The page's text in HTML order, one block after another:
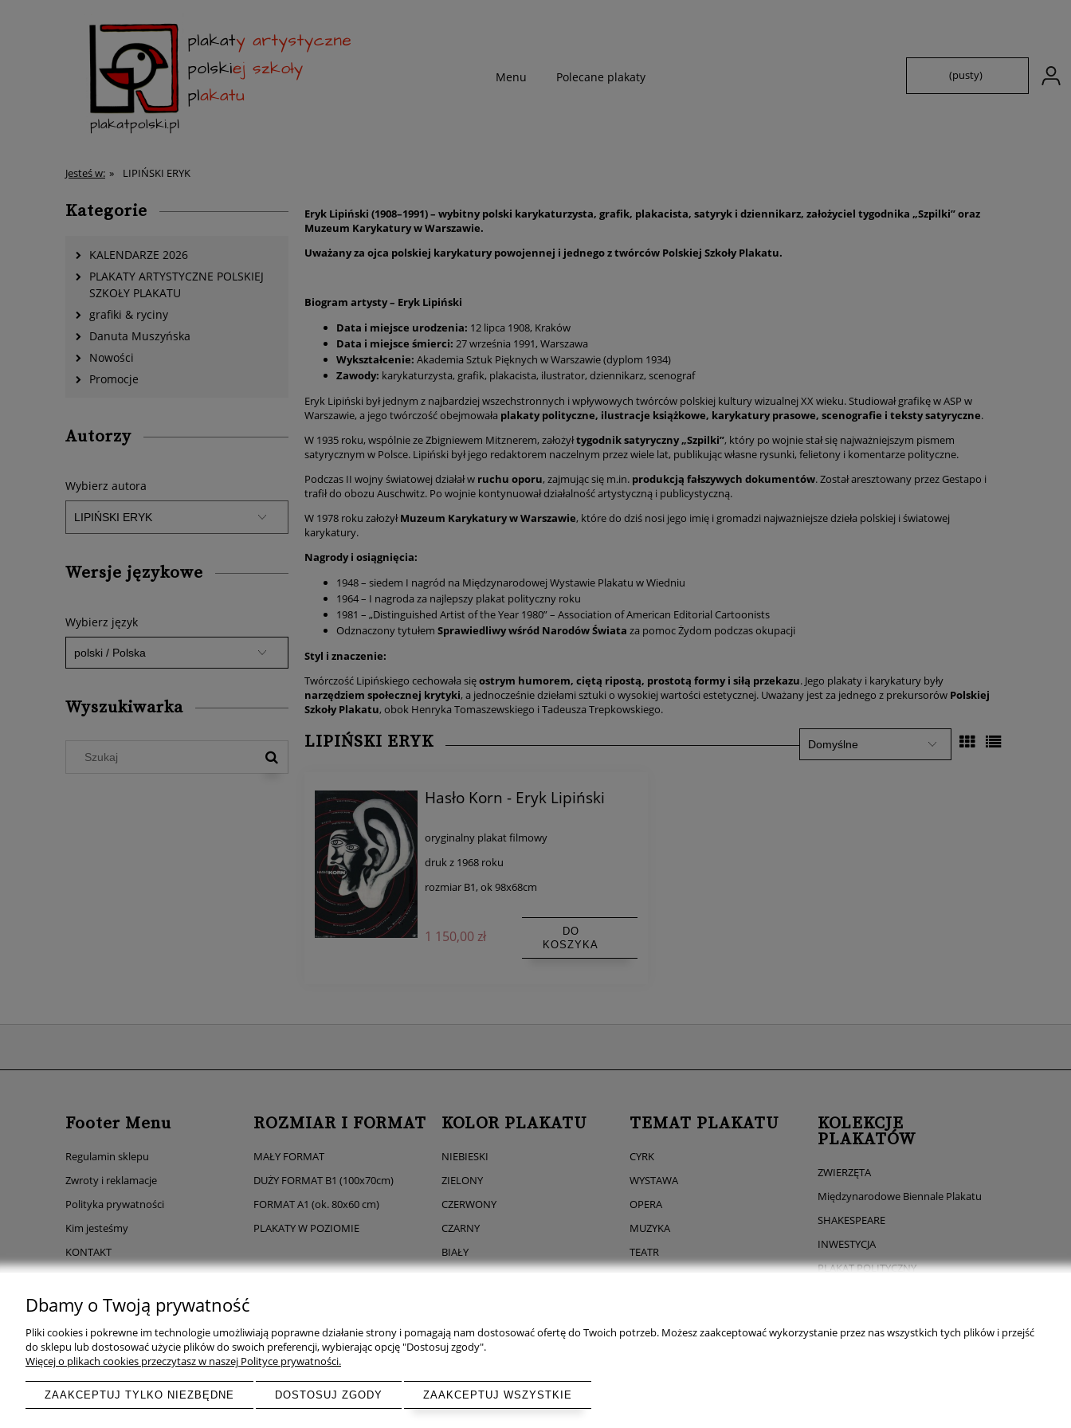
Menu Polecane plakaty (pusty)
Jesteś w: » LIPIŃSKI ERYK
Kategorie
KALENDARZE 2026
PLAKATY ARTYSTYCZNE POLSKIEJ
SZKOŁY PLAKATU
grafiki & ryciny
Danuta Muszyńska
Nowości
Promocje
Autorzy
Wybierz autora
Wersje językowe
Wybierz język
Wyszukiwarka
Eryk Lipiński (1908–1991) – wybitny polski karykaturzysta, grafik, plakacista, satyryk i dziennikarz, założyciel tygodnika „Szpilki” oraz
Muzeum Karykatury w Warszawie.
Uważany za ojca polskiej karykatury powojennej i jednego z twórców Polskiej Szkoły Plakatu.
Biogram artysty – Eryk Lipiński
Data i miejsce urodzenia: 12 lipca 1908, Kraków
Data i miejsce śmierci: 27 września 1991, Warszawa
Wykształcenie: Akademia Sztuk Pięknych w Warszawie (dyplom 1934)
Zawody: karykaturzysta, grafik, plakacista, ilustrator, dziennikarz, scenograf
Eryk Lipiński był jednym z najbardziej wszechstronnych i wpływowych twórców polskiej kultury wizualnej XX wieku. Studiował grafikę w ASP w
Warszawie, a jego twórczość obejmowała plakaty polityczne, ilustracje książkowe, karykatury prasowe, scenografie i teksty satyryczne.
W 1935 roku, wspólnie ze Zbigniewem Mitznerem, założyłtygodnik satyryczny „Szpilki”, który po wojnie stał się najważniejszym pismem
satyrycznym w Polsce. Lipiński był jego redaktorem naczelnym przez wiele lat, publikując własne rysunki, felietony i komentarze polityczne.
Podczas II wojny światowej działał w ruchu oporu, zajmując się m.in. produkcją fałszywych dokumentów. Został aresztowany przez Gestapo i
trafił do obozu Auschwitz. Po wojnie kontynuował działalność artystyczną i publicystyczną.
W 1978 roku założyłMuzeum Karykatury w Warszawie, które do dziś nosi jego imię i gromadzi najważniejsze dzieła polskiej i światowej
karykatury.
Nagrody i osiągnięcia:
1948 – siedem I nagród na Międzynarodowej Wystawie Plakatu w Wiedniu
1964 – I nagroda za najlepszy plakat polityczny roku
1981 – „Distinguished Artist of the Year 1980” – Association of American Editorial Cartoonists
Odznaczony tytułem Sprawiedliwy wśród Narodów Świata za pomoc Żydom podczas okupacji
Styl i znaczenie:
Twórczość Lipińskiego cechowała sięostrym humorem, ciętą ripostą, prostotą formy i siłą przekazu. Jego plakaty i karykatury były
narzędziem społecznej krytyki, a jednocześnie dziełami sztuki o wysokiej wartości estetycznej. Uważany jest za jednego z prekursorów Polskiej
Szkoły Plakatu, obok Henryka Tomaszewskiego i Tadeusza Trepkowskiego.
LIPIŃSKI ERYK
Hasło Korn - Eryk Lipiński
oryginalny plakat filmowy
druk z 1968 roku
rozmiar B1, ok 98x68cm
1 150,00 zł
DO
KOSZYKA
Footer Menu
Regulamin sklepu
Zwroty i reklamacje
Polityka prywatności
Kim jesteśmy
KONTAKT
ROZMIAR I FORMAT
MAŁY FORMAT
DUŻY FORMAT B1 (100x70cm)
FORMAT A1 (ok. 80x60 cm)
PLAKATY W POZIOMIE
KOLOR PLAKATU
NIEBIESKI
ZIELONY
CZERWONY
CZARNY
BIAŁY
TEMAT PLAKATU
CYRK
WYSTAWA
OPERA
MUZYKA
TEATR
KOLEKCJE
PLAKATÓW
ZWIERZĘTA
Międzynarodowe Biennale Plakatu
SHAKESPEARE
INWESTYCJA
PLAKAT POLITYCZNY
FILM POLSKI
Dbamy o Twoją prywatność
Pliki cookies i pokrewne im technologie umożliwiają poprawne działanie strony i pomagają nam dostosować ofertę do Twoich potrzeb. Możesz zaakceptować wykorzystanie przez nas wszystkich tych plików i przejść
do sklepu lub dostosować użycie plików do swoich preferencji, wybierając opcję "Dostosuj zgody".
Więcej o plikach cookies przeczytasz w naszej Polityce prywatności.
ZAAKCEPTUJ TYLKO NIEZBĘDNE DOSTOSUJ ZGODY ZAAKCEPTUJ WSZYSTKIE